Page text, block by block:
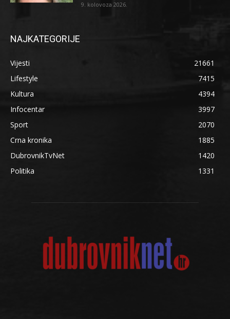
9. kolovoza 2026.
NAJKATEGORIJE
Vijesti
21661
Lifestyle
7415
Kultura
4394
Infocentar
3997
Sport
2070
Crna kronika
1885
DubrovnikTvNet
1420
Politika
1331